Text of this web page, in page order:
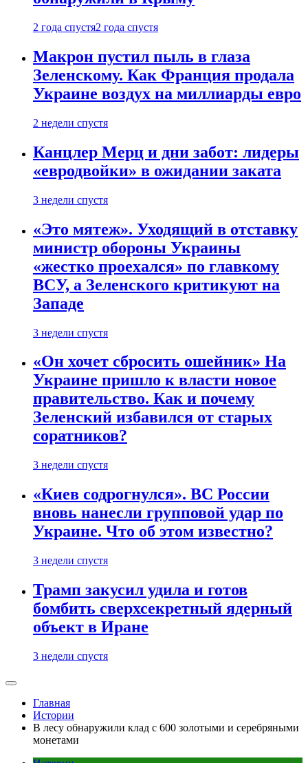
2 года спустя2 года спустя
Макрон пустил пыль в глаза
Зеленскому. Как Франция продала
Украине воздух на миллиарды евро
2 недели спустя
Канцлер Мерц и дни забот: лидеры
«евродвойки» в ожидании заката
3 недели спустя
«Это мятеж». Уходящий в отставку
министр обороны Украины
«жестко проехался» по главкому
ВСУ, а Зеленского критикуют на
Западе
3 недели спустя
«Он хочет сбросить ошейник» На
Украине пришло к власти новое
правительство. Как и почему
Зеленский избавился от старых
соратников?
3 недели спустя
«Киев содрогнулся». ВС России
вновь нанесли групповой удар по
Украине. Что об этом известно?
3 недели спустя
Трамп закусил удила и готов
бомбить сверхсекретный ядерный
объект в Иране
3 недели спустя
Главная
Истории
В лесу обнаружили клад с 600 золотыми и серебряными
монетами